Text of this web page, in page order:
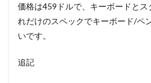
価格は459ドルで、キーボードとス
れだけのスペックでキーボード/ペ
いです。
追記